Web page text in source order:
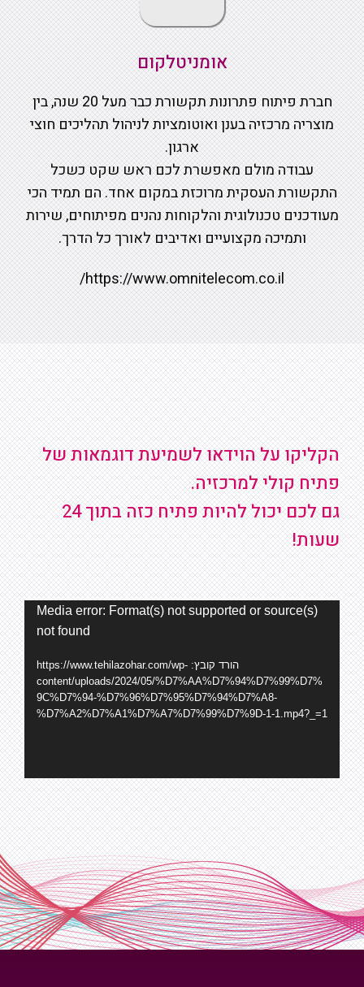
אומניטלקום
חברת פיתוח פתרונות תקשורת כבר מעל 20 שנה, בין
מוצריה מרכזיה בענן ואוטומציות לניהול תהליכים חוצי
ארגון.
עבודה מולם מאפשרת לכם ראש שקט כשכל
התקשורת העסקית מרוכזת במקום אחד. הם תמיד הכי
מעודכנים טכנולוגית והלקוחות נהנים מפיתוחים, שירות
ותמיכה מקצועיים ואדיבים לאורך כל הדרך.
https://www.omnitelecom.co.il/
Media error: Format(s) not supported or source(s)
not found
הורד קובץ: https://www.tehilazohar.com/wp-
content/uploads/2024/05/%D7%AA%D7%94%D7%99%D7%
9C%D7%94-%D7%96%D7%95%D7%94%D7%A8-
%D7%A2%D7%A1%D7%A7%D7%99%D7%9D-1-1.mp4?_=1
הקליקו על הוידאו לשמיעת דוגמאות של
פתיח קולי למרכזיה.
גם לכם יכול להיות פתיח כזה בתוך 24
שעות!